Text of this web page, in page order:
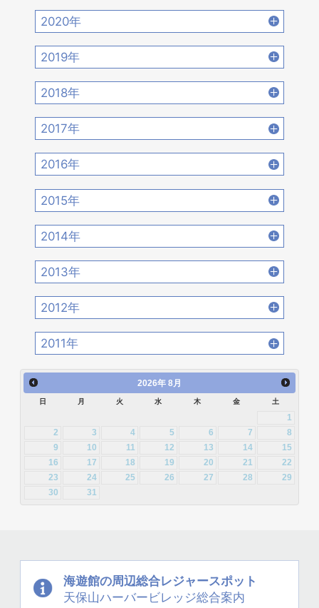
2022年10月 [16] 2022年9月 [12]
2022年8月 [20] 2022年7月 [19]
2022年6月 [17] 2022年5月 [14]
2022年4月 [15]
2022年2月 [12]
2021年12月 [18] 2021年11月 [18]
2021年10月 [17] 2021年9月 [14]
2021年8月 [21] 2021年7月 [22]
2021年6月 [17] 2021年5月 [18]
2021年4月 [16]
2021年2月 [14]
2020年
2020年12月 [21] 2020年11月 [9]
2020年10月 [21] 2020年9月 [16]
2020年8月 [18] 2020年7月 [16]
2020年6月 [21] 2020年5月 [14]
2020年4月 [12]
2020年2月 [18]
2019年
2019年12月 [14] 2019年11月 [17]
2019年10月 [12] 2019年9月 [15]
2019年6月 [18] 2019年5月 [20]
2019年4月 [16]
2019年2月 [12]
2018年
2018年12月 [20] 2018年11月 [14]
2018年10月 [20] 2018年9月 [12]
2018年6月 [18] 2018年5月 [14]
2018年4月 [21]
2018年2月 [25]
2017年
2017年12月 [28] 2017年11月 [22]
2017年10月 [21] 2017年9月 [24]
2017年8月 [31] 2017年7月 [26]
2017年6月 [25] 2017年5月 [27]
2017年4月 [26]
2017年2月 [23]
2016年
2016年12月 [21] 2016年11月 [28]
2016年10月 [26] 2016年9月 [28]
2016年8月 [39] 2016年7月 [27]
2016年6月 [27] 2016年5月 [30]
2016年4月 [32]
2016年2月 [25]
2015年
2015年12月 [30] 2015年11月 [19]
2015年10月 [26] 2015年9月 [30]
2015年8月 [31] 2015年7月 [28]
2015年6月 [29] 2015年5月 [30]
2015年4月 [26]
2015年2月 [22] 2015年1月 [25]
2014年
2014年12月 [28] 2014年11月 [23]
2014年10月 [29] 2014年9月 [26]
2014年8月 [24] 2014年7月 [28]
2014年6月 [28] 2014年5月 [25]
2014年4月 [32]
2013年
2013年12月 [27] 2013年11月 [22]
2013年10月 [28] 2013年9月 [27]
2013年6月 [28]
2013年2月 [26] 2013年1月 [31]
2012年
2012年12月 [30] 2012年11月 [12]
2012年10月 [12] 2012年9月 [5]
2012年8月 [12] 2012年7月 [1]
2011年
2011年12月 [1]
2026年 8月
日 月 火 水 木 金 土
1
2
3 4 5 6 7
8
9
10 11 12 13 14
15
16
17 18 19 20 21
22
23
24 25 26 27 28
29
30
31
海遊館の周辺総合レジャースポット
天保山ハーバービレッジ総合案内